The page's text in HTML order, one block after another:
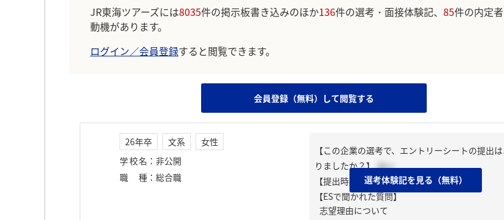
JR東海ツアーズには8035件の掲示板書き込みのほか136件の選考・面接体験記、 85件の内定
動機があります。
ログイン／会員登録すると閲覧できます。
会員登録（無料）して閲覧する
26年卒 文系
女性
学校名 ： 非公開
職種 ： 総合職
【この企業の選考で、エントリーシートの提出
りましたか？】 はい
【提出時期】 2025年05月中旬
【ESで聞かれた質問】
志望理由について
選考体験記を見る（無料）